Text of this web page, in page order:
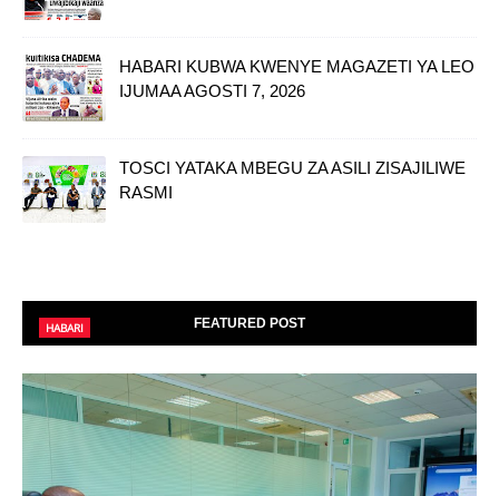
HABARI KUBWA KWENYE MAGAZETI YA LEO
IJUMAA AGOSTI 7, 2026
TOSCI YATAKA MBEGU ZA ASILI ZISAJILIWE
RASMI
FEATURED POST
HABARI